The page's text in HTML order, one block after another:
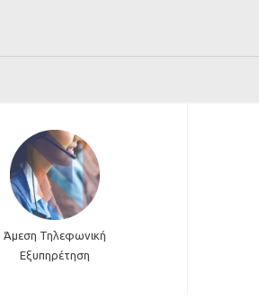
Άμεση Τηλεφωνική
Εξυπηρέτηση